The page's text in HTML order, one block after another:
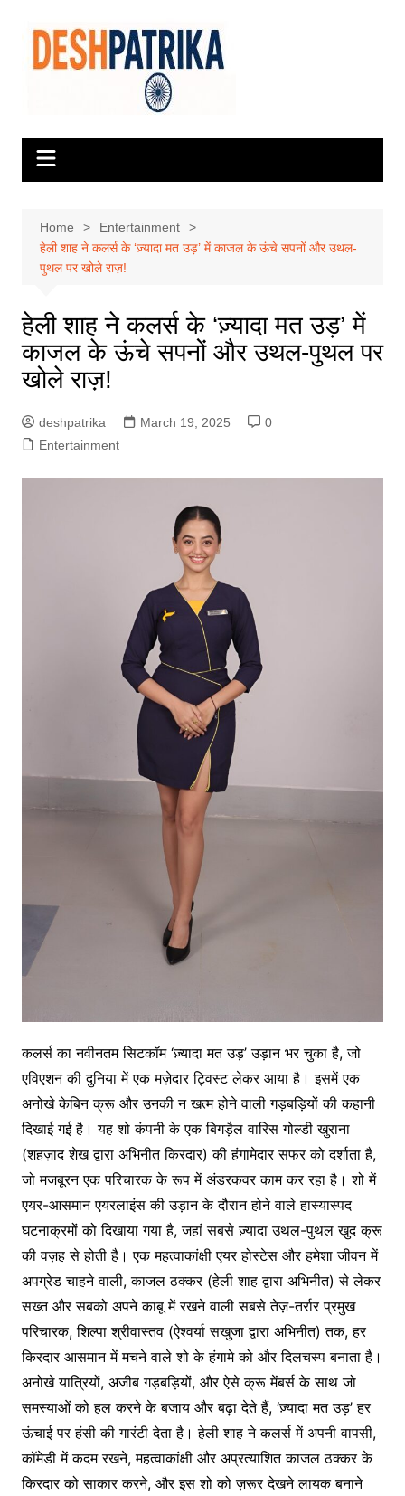
content
Home
Entertainment
हेली शाह ने कलर्स के ‘ज़्यादा मत उड़’ में काजल के ऊंचे सपनों और उथल-
पुथल पर खोले राज़!
हेली शाह ने कलर्स के ‘ज़्यादा मत उड़’ में
काजल के ऊंचे सपनों और उथल-पुथल पर
खोले राज़!
deshpatrika March 19, 2025
0
Entertainment
कलर्स का नवीनतम सिटकॉम ‘ज़्यादा मत उड़’ उड़ान भर चुका है, जो
एविएशन की दुनिया में एक मज़ेदार ट्विस्ट लेकर आया है। इसमें एक
अनोखे केबिन क्रू और उनकी न खत्म होने वाली गड़बड़ियों की कहानी
दिखाई गई है। यह शो कंपनी के एक बिगड़ैल वारिस गोल्डी खुराना
(शहज़ाद शेख द्वारा अभिनीत किरदार) की हंगामेदार सफर को दर्शाता है,
जो मजबूरन एक परिचारक के रूप में अंडरकवर काम कर रहा है। शो में
एयर-आसमान एयरलाइंस की उड़ान के दौरान होने वाले हास्यास्पद
घटनाक्रमों को दिखाया गया है, जहां सबसे ज़्यादा उथल-पुथल खुद क्रू
की वज़ह से होती है। एक महत्वाकांक्षी एयर होस्टेस और हमेशा जीवन में
अपग्रेड चाहने वाली, काजल ठक्कर (हेली शाह द्वारा अभिनीत) से लेकर
सख्त और सबको अपने काबू में रखने वाली सबसे तेज़-तर्रार प्रमुख
परिचारक, शिल्पा श्रीवास्तव (ऐश्वर्या सखुजा द्वारा ​अभिनीत) तक, हर
किरदार आसमान में मचने वाले शो के हंगामे को और दिलचस्प बनाता है।
अनोखे यात्रियों, अजीब गड़बड़ियों, और ऐसे क्रू मेंबर्स के साथ जो
समस्याओं को हल करने के बजाय और बढ़ा देते हैं, ‘ज़्यादा मत उड़’ हर
ऊंचाई पर हंसी की गारंटी देता है। हेली शाह ने कलर्स में अपनी वापसी,
कॉमेडी में कदम रखने, महत्वाकांक्षी और अप्रत्याशित काजल ठक्कर के
किरदार को साकार करने, और इस शो को ज़रूर देखने लायक बनाने